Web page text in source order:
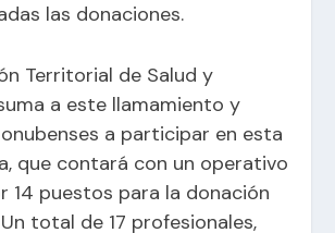
las donaciones.
Territorial de Salud y
a este llamamiento y
a participar en esta
que contará con un operativo
14 puestos para la donación
total de 17 profesionales,